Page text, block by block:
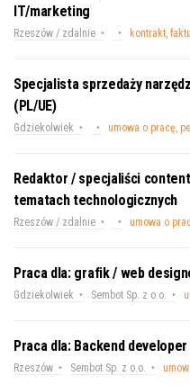
IT/marketing
Rzeszów / zdalnie kontrakt,
Specjalista sprzedaży
(PL/UE)
Gdziekolwiek umowa o pracę,
Redaktor / specjaliści
tematach technologicznych
Rzeszów / zdalnie umowa o
Praca dla: grafik / web
Gdziekolwiek Sembot Sp. z o.o.
Praca dla: Backend
Rzeszów Sembot Sp. z o.o.